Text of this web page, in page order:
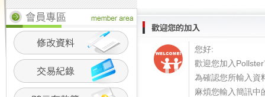
您好:
歡迎您加入
為確認您所輸入資
麻煩您輸入簡訊中